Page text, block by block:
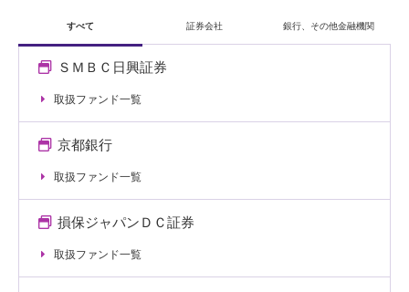
すべて 証券会社 銀行、その他金融機関
ＳＭＢＣ日興証券
取扱ファンド一覧
京都銀行
取扱ファンド一覧
損保ジャパンＤＣ証券
取扱ファンド一覧